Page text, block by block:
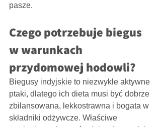
pasze.
Czego potrzebuje biegus
w warunkach
przydomowej hodowli?
Biegusy indyjskie to niezwykle aktywne
ptaki, dlatego ich dieta musi być dobrze
zbilansowana, lekkostrawna i bogata w
składniki odżywcze. Właściwe